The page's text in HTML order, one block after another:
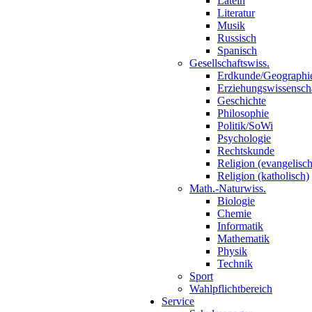
Literatur
Musik
Russisch
Spanisch
Gesellschaftswiss.
Erdkunde/
Geschichte
Philosophie
Politik/SoWi
Psychologie
Rechtskunde
Religion
Religion (katholisch)
Math.-Naturwiss.
Biologie
Chemie
Informatik
Mathematik
Physik
Technik
Sport
Wahlpflichtbereich
Service